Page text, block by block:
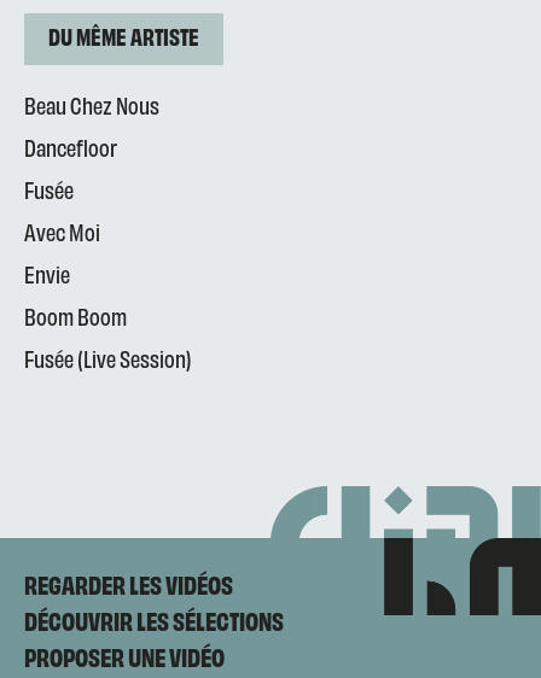
DU MÊME ARTISTE
Beau Chez Nous
Dancefloor
Fusée
Avec Moi
Envie
Boom Boom
Fusée (Live Session)
REGARDER LES VIDÉOS
DÉCOUVRIR LES SÉLECTIONS
PROPOSER UNE VIDÉO